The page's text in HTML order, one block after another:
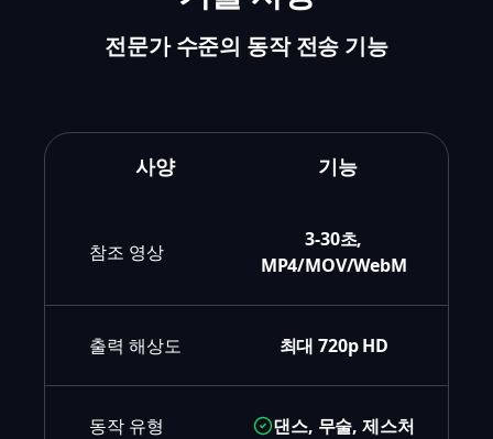
전문가 수준의 동작 전송 기능
사양 기능
참조 영상
3-30초,
MP4/MOV/WebM
출력 해상도 최대 720p HD
동작 유형 댄스, 무술, 제스처